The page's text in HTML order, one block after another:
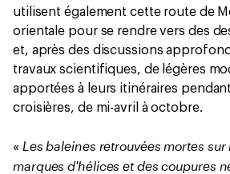
utilisent également cette route de
orientale pour se rendre vers des
et, après des discussions
travaux scientifiques, de légères
apportées à leurs itinéraires
croisières, de mi-avril à octobre.
« Les baleines retrouvées mortes
marques d'hélices et des coupures